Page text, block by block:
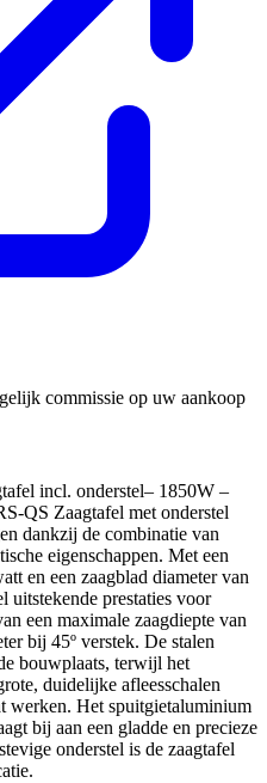
commissie op uw aankoop
incl. onderstel– 1850W –
QS Zaagtafel met onderstel
dankzij de combinatie van
eigenschappen. Met een
en een zaagblad diameter van
uitstekende prestaties voor
een maximale zaagdiepte van
bij 45º verstek. De stalen
bouwplaats, terwijl het
duidelijke afleesschalen
werken. Het spuitgietaluminium
bij aan een gladde en precieze
onderstel is de zaagtafel